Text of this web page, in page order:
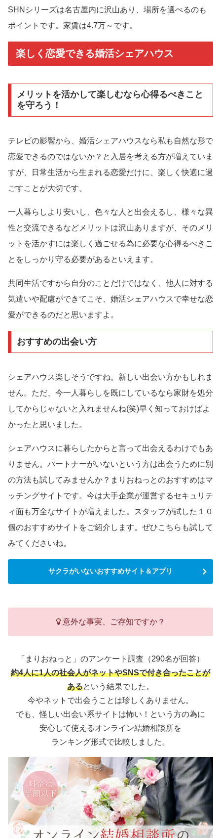
SHNシリーズは名古屋内に沢山あり、場所を選べるのも
ポイントです。家賃は4.7万～です。
楽しく恋愛できる婚活シェアハウス
メリットを活かして楽しむなら心得るべきこと
を守ろう！
テレビの影響から、婚活シェアハウスなら私も自然な形で
恋愛できるのではないか？と入居を考える方が増えていま
すが、日常生活から生まれる恋愛だけに、楽しく快適に過
ごすことが大切です。
一人暮らしより安いし、色々な人と出会えるし、様々な異
性と交流できるなどメリットは沢山ありますが、そのメリ
ットを活かすには楽しく過ごせる為に必要な心得るべきこ
とをしっかり守る必要があるといえます。
共同生活ですから自分のことだけではなく、他人に対する
気遣いや配慮ができてこそ、婚活シェアハウスで幸せな恋
愛ができるのだと思いますよ。
おすすめの出会い方
シェアハウス楽しそうですね。新しい出会い方かもしれま
せん。ただ、今一人暮らしを既にしているなら家財を処分
してからじゃないと入れませんね(笑)早く知っておけばよ
かったと思いました。
シェアハウスに暮らしたからと言って出会えるわけでもあ
りません。パートナーがいないという方は出会うために別
の方法も試してみませんか？まりおねっとのおすすめはマ
ッチングサイトです。今は大手企業が運営するセキュリテ
ィ面も万全なサイトが増えました。スタッフが試した１０
個のおすすめサイトをご紹介します。ぜひこちらも試して
みてくださいね。
サクラがいないおすすめサイト＆アプリ
意外な事実、ご存知ですか？
「まりおねっと」のアンケート調査（290名が回答）
約4人に1人の社会人がネットやSNSで付き合ったことが
あるという結果でした。
今やネットで出会うことは珍しくありません。
でも、怪しい出会い系サイトは怖い！という方の為に
安心して使えるオンライン結婚相談所を
ランキング形式で比較しました。